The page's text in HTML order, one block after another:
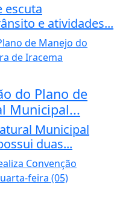
escuta
e atividades...
do Plano de
Municipal...
Municipal
duas...